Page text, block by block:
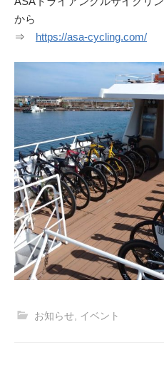
から
⇒ https://asa-cycling.com/
お知らせ イベント